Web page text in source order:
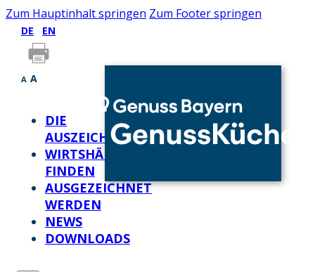
Zum Hauptinhalt springen Zum Footer springen
DE EN
A A
DIE
AUSZEICHNUNG
WIRTSHÄUSER
FINDEN
AUSGEZEICHNET
WERDEN
NEWS
DOWNLOADS